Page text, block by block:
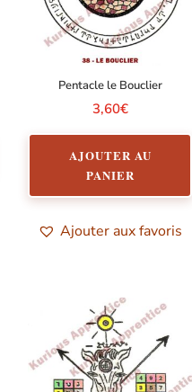
Pentacle le Bouclier
3,60€
AJOUTER AU
PANIER
Ajouter aux favoris